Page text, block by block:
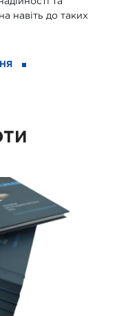
та
навіть до таких